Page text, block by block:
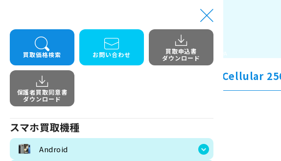
買取価格検索 お問い合わせ
買取申込書
ダウンロード
保護者買取同意書
ダウンロード
スマホ買取機種
Android
トップ iPad Cellular iPad Pro 13インチ Wi-Fi+Cellular 256GB MVXT3J/A MVXR3J/A
iPad Pro 13インチ Wi-Fi+Cellular